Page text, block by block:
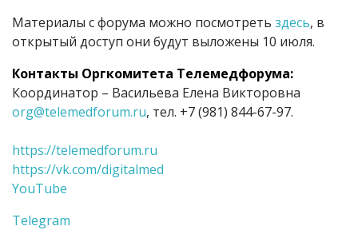
Материалы с форума можно посмотреть здесь, в
открытый доступ они будут выложены 10 июля.
Контакты Оргкомитета Телемедфорума:
Координатор – Васильева Елена Викторовна
org@telemedforum.ru, тел. +7 (981) 844-67-97.
https://telemedforum.ru
https://vk.com/digitalmed
YouTube
Telegram